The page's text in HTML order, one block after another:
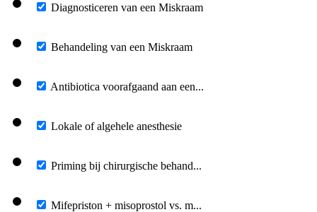
Diagnosticeren van een Miskraam
Behandeling van een Miskraam
Antibiotica voorafgaand aan een...
Lokale of algehele anesthesie
Priming bij chirurgische behand...
Mifepriston + misoprostol vs. m...